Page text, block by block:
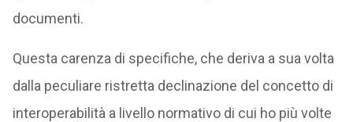
documenti.
Questa carenza di specifiche, che deriva a sua volta
dalla peculiare ristretta declinazione del concetto di
interoperabilità a livello normativo di cui ho più volte